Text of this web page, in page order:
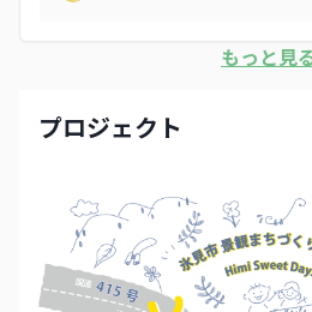
もっと見
プロジェクト